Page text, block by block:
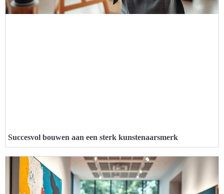
Succesvol bouwen aan een sterk kunstenaarsmerk